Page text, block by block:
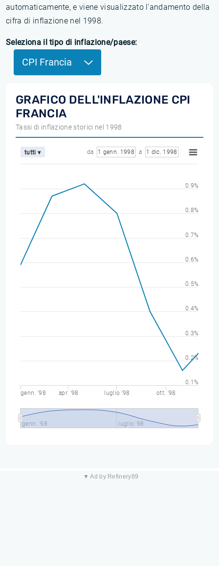
automaticamente, e viene visualizzato l'andamento della
cifra di inflazione nel 1998.
Seleziona il tipo di inflazione/paese:
CPI Francia
GRAFICO DELL'INFLAZIONE CPI
FRANCIA
Tassi di inflazione storici nel 1998
tutti ▾ da 1 genn. 1998 a 1 dic. 1998
genn. '98 apr. '98 luglio '98 ott. '98
genn. '98 luglio '98
0.1%
0.2%
0.3%
0.4%
0.5%
0.6%
0.7%
0.8%
0.9%
▼ Ad by Refinery89